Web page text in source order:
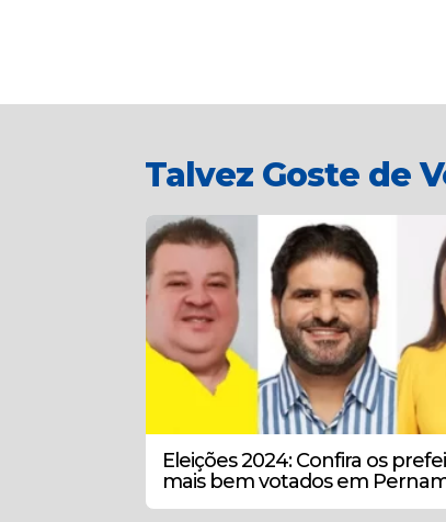
Talvez Goste de
Eleições 2024: Confira os
mais bem votados em